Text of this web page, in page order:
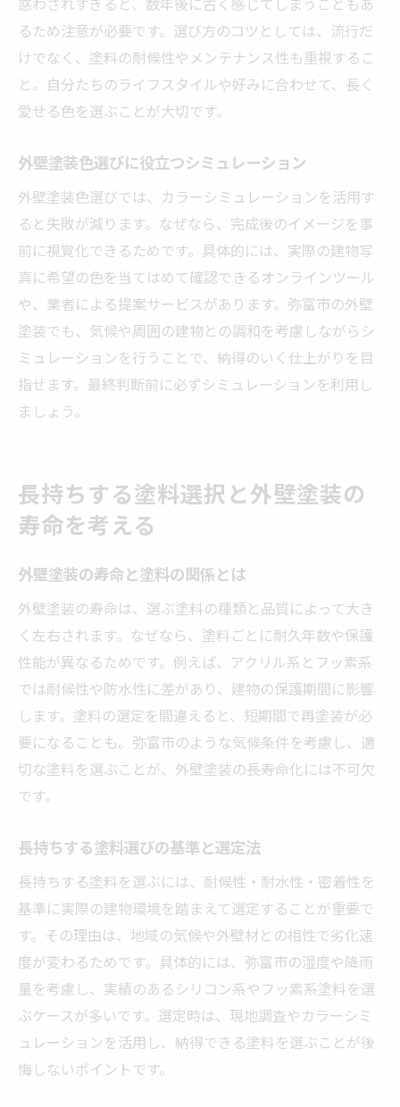
るため注意が必要です。選び方のコツとしては、流行だ
けでなく、塗料の耐候性やメンテナンス性も重視するこ
と。自分たちのライフスタイルや好みに合わせて、長く
愛せる色を選ぶことが大切です。
外壁塗装色選びに役立つシミュレーション
外壁塗装色選びでは、カラーシミュレーションを活用す
ると失敗が減ります。なぜなら、完成後のイメージを事
前に視覚化できるためです。具体的には、実際の建物写
真に希望の色を当てはめて確認できるオンラインツール
や、業者による提案サービスがあります。弥富市の外壁
塗装でも、気候や周囲の建物との調和を考慮しながらシ
ミュレーションを行うことで、納得のいく仕上がりを目
指せます。最終判断前に必ずシミュレーションを利用し
ましょう。
長持ちする塗料選択と外壁塗装の
寿命を考える
外壁塗装の寿命と塗料の関係とは
外壁塗装の寿命は、選ぶ塗料の種類と品質によって大き
く左右されます。なぜなら、塗料ごとに耐久年数や保護
性能が異なるためです。例えば、アクリル系とフッ素系
では耐候性や防水性に差があり、建物の保護期間に影響
します。塗料の選定を間違えると、短期間で再塗装が必
要になることも。弥富市のような気候条件を考慮し、適
切な塗料を選ぶことが、外壁塗装の長寿命化には不可欠
です。
長持ちする塗料選びの基準と選定法
長持ちする塗料を選ぶには、耐候性・耐水性・密着性を
基準に実際の建物環境を踏まえて選定することが重要で
す。その理由は、地域の気候や外壁材との相性で劣化速
度が変わるためです。具体的には、弥富市の湿度や降雨
量を考慮し、実績のあるシリコン系やフッ素系塗料を選
ぶケースが多いです。選定時は、現地調査やカラーシミ
ュレーションを活用し、納得できる塗料を選ぶことが後
悔しないポイントです。